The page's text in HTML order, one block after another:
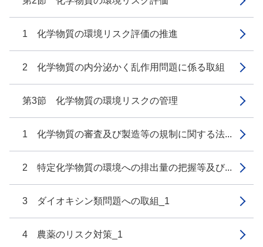
1 化学物質の環境リスク評価の推進
2 化学物質の内分泌かく乱作用問題に係る取組
第3節 化学物質の環境リスクの管理
1 化学物質の審査及び製造等の規制に関する法...
2 特定化学物質の環境への排出量の把握等及び...
3 ダイオキシン類問題への取組_1
4 農薬のリスク対策_1